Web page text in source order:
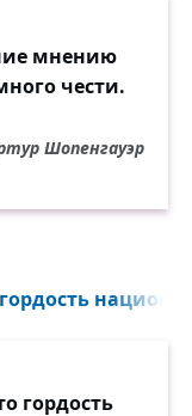
мнению
чести.
Шопенгауэр
гордость